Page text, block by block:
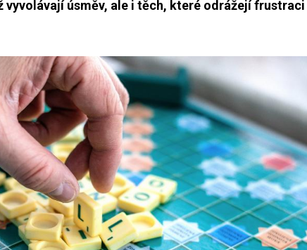
vyvolávají úsměv, ale i těch, které odrážejí frustraci